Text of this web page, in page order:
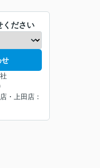
ください
せ
・上田店：